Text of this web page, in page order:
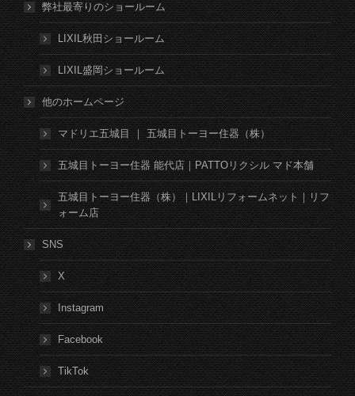
弊社最寄りのショールーム
LIXIL秋田ショールーム
LIXIL盛岡ショールーム
他のホームページ
マドリエ五城目 ｜ 五城目トーヨー住器（株）
五城目トーヨー住器 能代店｜PATTOリクシル マド本舗
五城目トーヨー住器（株）｜LIXILリフォームネット｜リフ
ォーム店
SNS
X
Instagram
Facebook
TikTok